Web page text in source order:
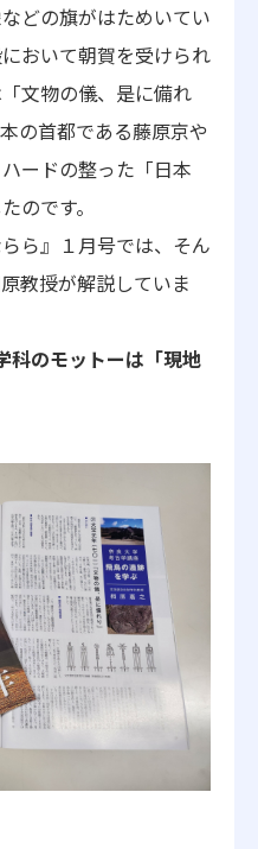
どの旗がはためいてい
おいて朝賀を受けられ
文物の儀、是に備れ
の首都である藤原京や
ードの整った「日本
のです。
ら』１月号では、そん
教授が解説していま
科のモットーは「現地